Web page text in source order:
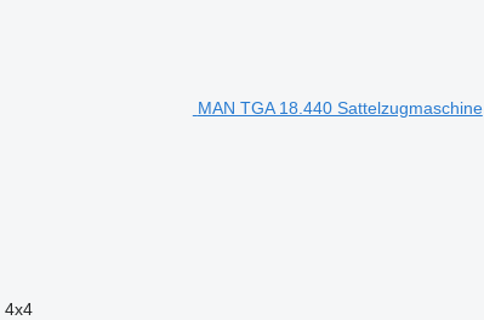
MAN TGA 18.440 Sattelzugmaschine
4x4